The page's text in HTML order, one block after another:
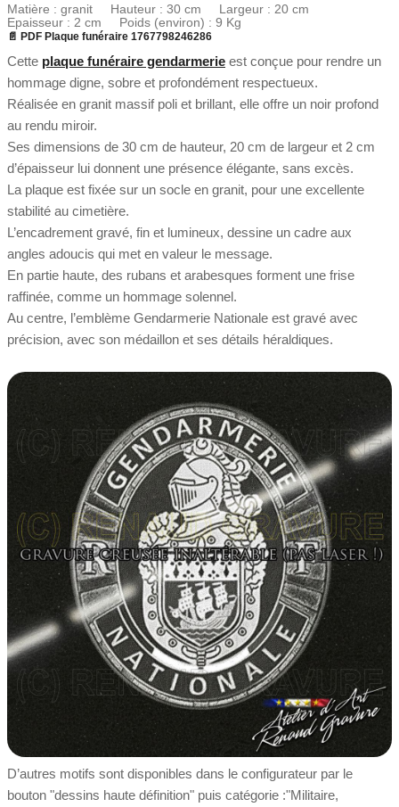
Matière : granit Hauteur : 30 cm Largeur : 20 cm
Epaisseur : 2 cm Poids (environ) : 9 Kg
📄 PDF Plaque funéraire 1767798246286
Cette plaque funéraire gendarmerie est conçue pour rendre un
hommage digne, sobre et profondément respectueux.
Réalisée en granit massif poli et brillant, elle offre un noir profond
au rendu miroir.
Ses dimensions de 30 cm de hauteur, 20 cm de largeur et 2 cm
d’épaisseur lui donnent une présence élégante, sans excès.
La plaque est fixée sur un socle en granit, pour une excellente
stabilité au cimetière.
L’encadrement gravé, fin et lumineux, dessine un cadre aux
angles adoucis qui met en valeur le message.
En partie haute, des rubans et arabesques forment une frise
raffinée, comme un hommage solennel.
Au centre, l’emblème Gendarmerie Nationale est gravé avec
précision, avec son médaillon et ses détails héraldiques.
D’autres motifs sont disponibles dans le configurateur par le
bouton "dessins haute définition" puis catégorie :"Militaire,